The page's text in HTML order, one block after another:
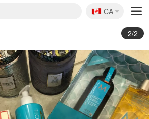
🇨🇦
CA
1/2